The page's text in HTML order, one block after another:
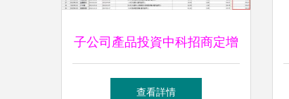
子公司產品投資中科招商定增
巨虧，投資者拉橫幅向基金公
查看詳情